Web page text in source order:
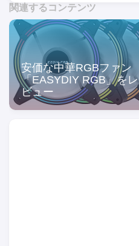
関連するコンテンツ
安価な中華RGBファン
「EASYDIY RGB」をレ
ビュー